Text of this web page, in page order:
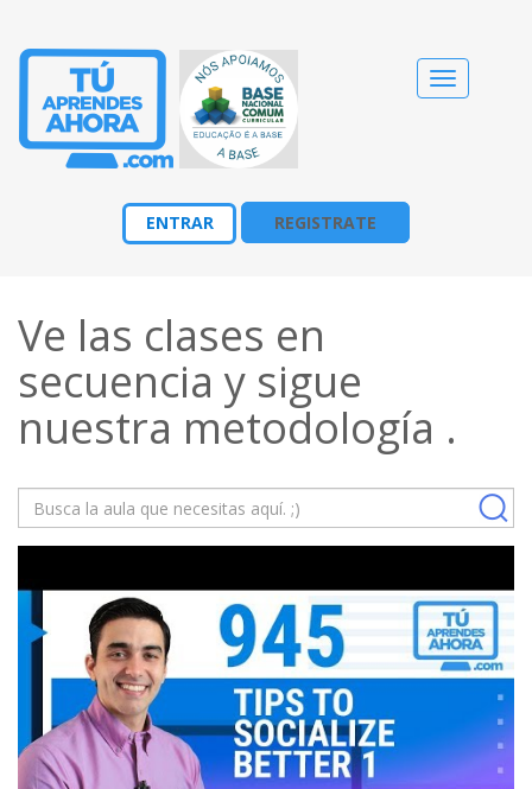
Cambiar
navegación
ENTRAR REGISTRATE
Ve las clases en
secuencia y sigue
nuestra metodología .